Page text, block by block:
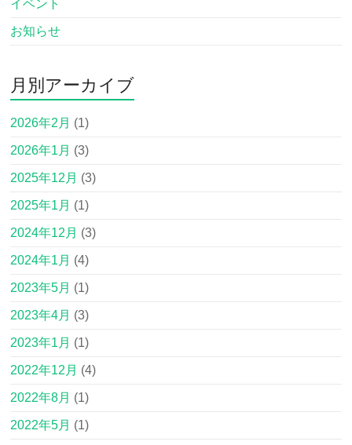
イベント
お知らせ
月別アーカイブ
2026年2月 (1)
2026年1月 (3)
2025年12月 (3)
2025年1月 (1)
2024年12月 (3)
2024年1月 (4)
2023年5月 (1)
2023年4月 (3)
2023年1月 (1)
2022年12月 (4)
2022年8月 (1)
2022年5月 (1)